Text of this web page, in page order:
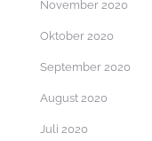
November 2020
Oktober 2020
September 2020
August 2020
Juli 2020